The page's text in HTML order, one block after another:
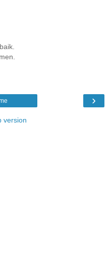
›
version